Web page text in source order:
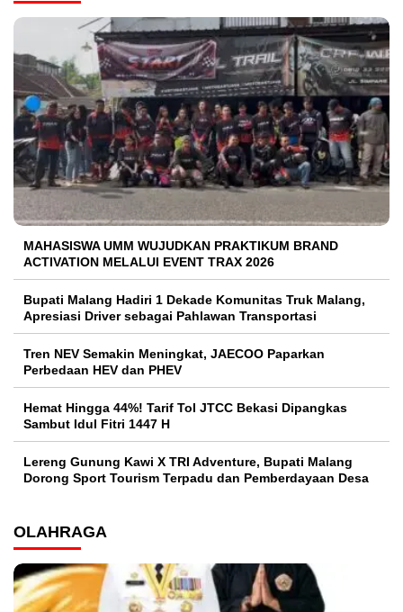
MAHASISWA UMM WUJUDKAN PRAKTIKUM BRAND
ACTIVATION MELALUI EVENT TRAX 2026
Bupati Malang Hadiri 1 Dekade Komunitas Truk Malang,
Apresiasi Driver sebagai Pahlawan Transportasi
Tren NEV Semakin Meningkat, JAECOO Paparkan
Perbedaan HEV dan PHEV
Hemat Hingga 44%! Tarif Tol JTCC Bekasi Dipangkas
Sambut Idul Fitri 1447 H
Lereng Gunung Kawi X TRI Adventure, Bupati Malang
Dorong Sport Tourism Terpadu dan Pemberdayaan Desa
OLAHRAGA